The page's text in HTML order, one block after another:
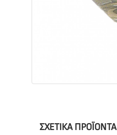
ΣΧΕΤΙΚΆ ΠΡΟΪΌΝΤΑ